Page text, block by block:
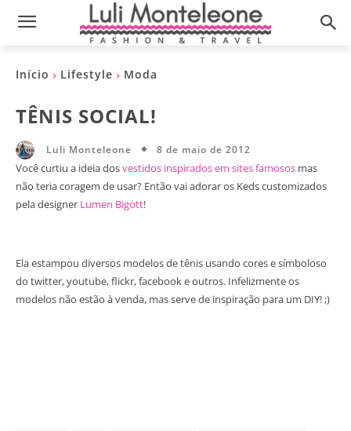
Início Lifestyle Moda
TÊNIS SOCIAL!
Luli Monteleone 8 de maio de 2012
Você curtiu a ideia dosvestidos inspirados em sites famosos mas
não teria coragem de usar? Então vai adorar os Keds customizados
pela designer Lumen Bigott!
Ela estampou diversos modelos de tênis usando cores e símboloso
do twitter, youtube, flickr, facebook e outros. Infelizmente os
modelos não estão à venda, mas serve de inspiração para um DIY! ;)